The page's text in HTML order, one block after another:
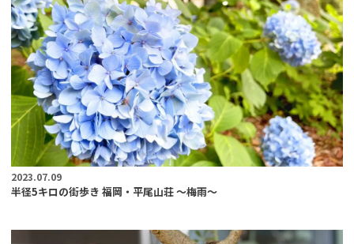
2023.07.09
半径5キロの街歩き 福岡・平尾山荘 〜梅雨〜